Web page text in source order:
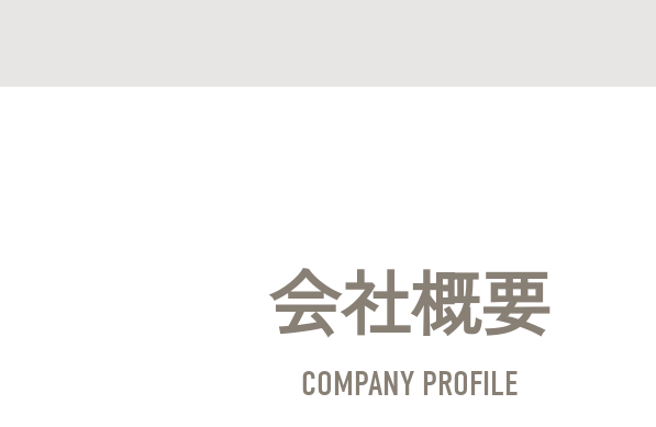
会社概要
COMPANY PROFILE